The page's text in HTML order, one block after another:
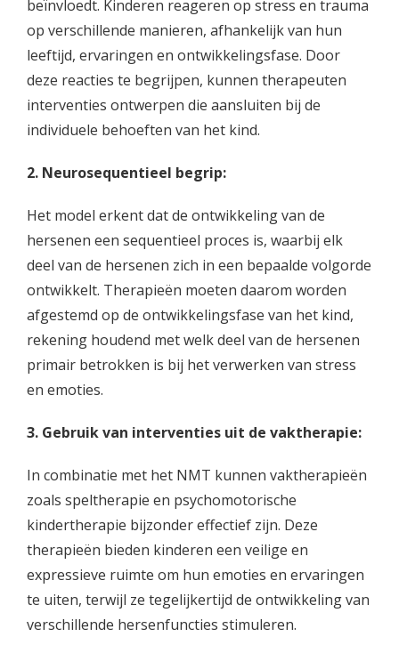
beïnvloedt. Kinderen reageren op stress en trauma
op verschillende manieren, afhankelijk van hun
leeftijd, ervaringen en ontwikkelingsfase. Door
deze reacties te begrijpen, kunnen therapeuten
interventies ontwerpen die aansluiten bij de
individuele behoeften van het kind.
2. Neurosequentieel begrip:
Het model erkent dat de ontwikkeling van de
hersenen een sequentieel proces is, waarbij elk
deel van de hersenen zich in een bepaalde volgorde
ontwikkelt. Therapieën moeten daarom worden
afgestemd op de ontwikkelingsfase van het kind,
rekening houdend met welk deel van de hersenen
primair betrokken is bij het verwerken van stress
en emoties.
3. Gebruik van interventies uit de vaktherapie:
In combinatie met het NMT kunnen vaktherapieën
zoals speltherapie en psychomotorische
kindertherapie bijzonder effectief zijn. Deze
therapieën bieden kinderen een veilige en
expressieve ruimte om hun emoties en ervaringen
te uiten, terwijl ze tegelijkertijd de ontwikkeling van
verschillende hersenfuncties stimuleren.